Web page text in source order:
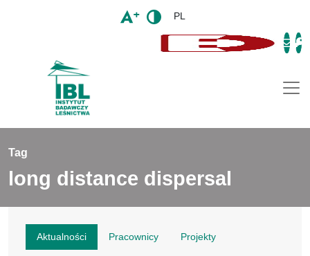
PL
Tag
long distance dispersal
Aktualności Pracownicy Projekty